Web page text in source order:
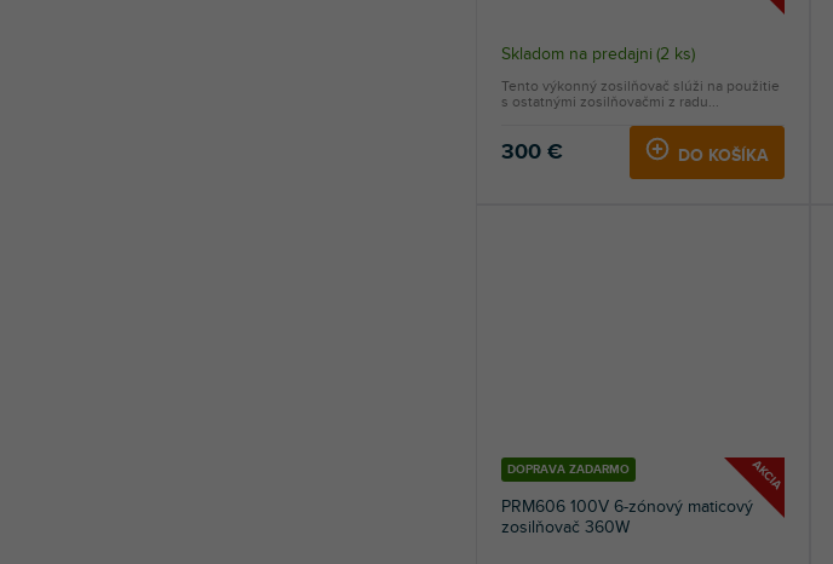
Skladom na predajni (2 ks)
300 € DO KOŠÍKA
Tento výkonný zosilňovač slúži na použitie
s ostatnými zosilňovačmi z radu...
AKCIA
DOPRAVA ZADARMO
PRM606 100V 6-zónový maticový
zosilňovač 360W